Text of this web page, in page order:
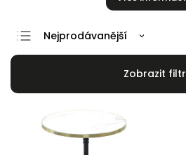
Doporučujeme
Nejprodávanější
Abecedně